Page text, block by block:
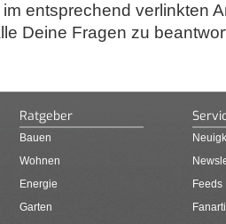
entsprechend verlinkten
Deine Fragen zu
Ratgeber
Bauen
Wohnen
Energie
Garten
Feeds